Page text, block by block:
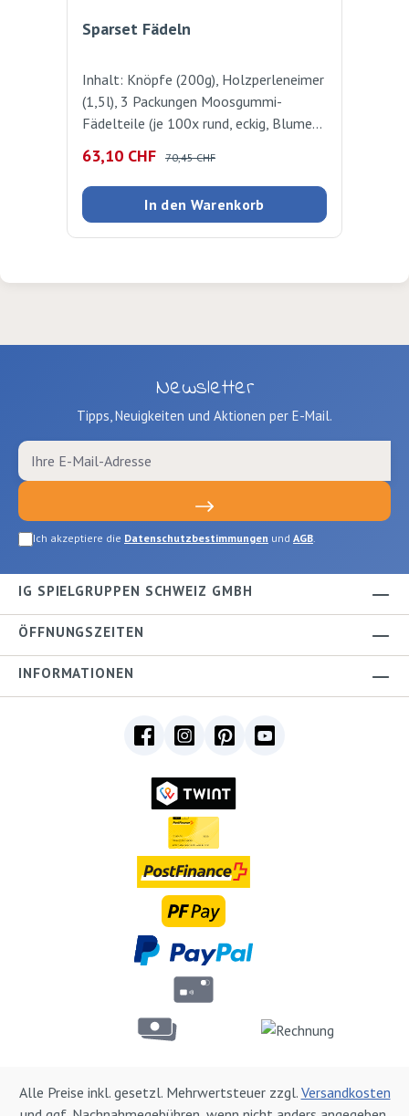
Sparset Fädeln
Inhalt: Knöpfe (200g), Holzperleneimer
(1,5l), 3 Packungen Moosgummi-
Fädelteile (je 100x rund, eckig, Blumen
und Sterne), Flechtschnüre (100 Stück),
2 Gummifäden à 25 Meter,
Baumwollschnur gewachst (25m)
Damit kann der grosse Fädelspass
beginnen.
Verkaufspreis:
63,10 CHF Regulärer Preis:
70,45 CHF
In den Warenkorb
Newsletter
Tipps, Neuigkeiten und Aktionen per E-Mail.
Ich akzeptiere die Datenschutzbestimmungen und AGB.
IG SPIELGRUPPEN SCHWEIZ GMBH
ÖFFNUNGSZEITEN
INFORMATIONEN
Alle Preise inkl. gesetzl. Mehrwertsteuer zzgl. Versandkosten